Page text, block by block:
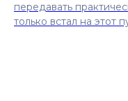
передавать
только встал на этот